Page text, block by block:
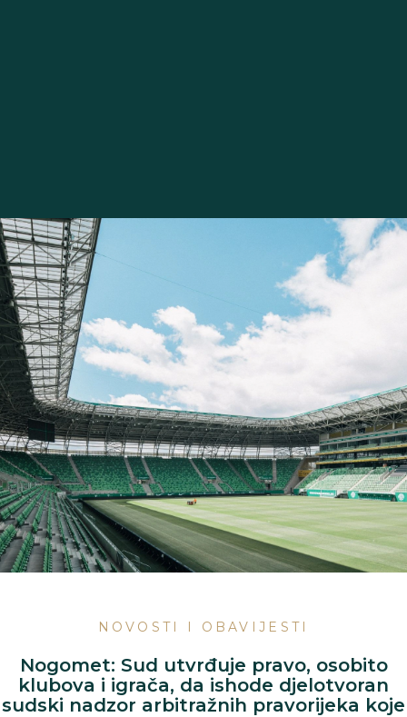
NOVOSTI I OBAVIJESTI
Nogomet: Sud utvrđuje pravo, osobito
klubova i igrača, da ishode djelotvoran
sudski nadzor arbitražnih pravorijeka koje